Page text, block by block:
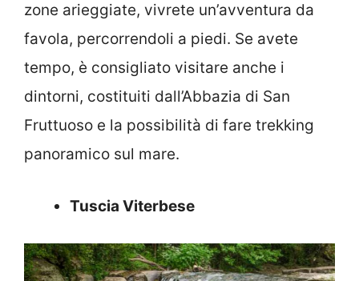
zone arieggiate, vivrete un’avventura da
favola, percorrendoli a piedi. Se avete
tempo, è consigliato visitare anche i
dintorni, costituiti dall’Abbazia di San
Fruttuoso e la possibilità di fare trekking
panoramico sul mare.
Tuscia Viterbese